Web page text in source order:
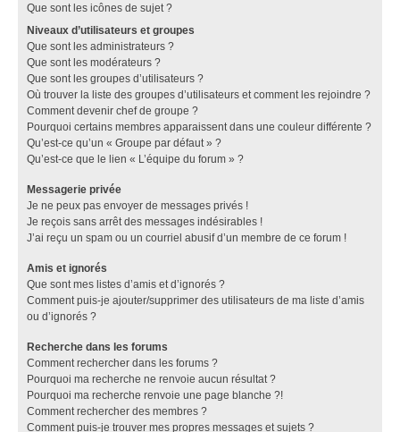
Que sont les icônes de sujet ?
Niveaux d’utilisateurs et groupes
Que sont les administrateurs ?
Que sont les modérateurs ?
Que sont les groupes d’utilisateurs ?
Où trouver la liste des groupes d’utilisateurs et comment les rejoindre ?
Comment devenir chef de groupe ?
Pourquoi certains membres apparaissent dans une couleur différente ?
Qu’est-ce qu’un « Groupe par défaut » ?
Qu’est-ce que le lien « L’équipe du forum » ?
Messagerie privée
Je ne peux pas envoyer de messages privés !
Je reçois sans arrêt des messages indésirables !
J’ai reçu un spam ou un courriel abusif d’un membre de ce forum !
Amis et ignorés
Que sont mes listes d’amis et d’ignorés ?
Comment puis-je ajouter/supprimer des utilisateurs de ma liste d’amis
ou d’ignorés ?
Recherche dans les forums
Comment rechercher dans les forums ?
Pourquoi ma recherche ne renvoie aucun résultat ?
Pourquoi ma recherche renvoie une page blanche ?!
Comment rechercher des membres ?
Comment puis-je trouver mes propres messages et sujets ?